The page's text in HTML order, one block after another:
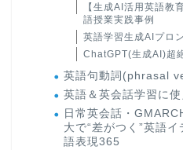
【生成AI活用英語教
語授業実践事例
英語学習生成AIプロ
ChatGPT(生成AI)超
英語句動詞(phrasal
英語＆英会話学習に
日常英会話・
大で“差がつく”英語
語表現365